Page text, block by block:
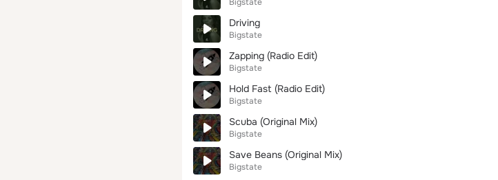
Driving
Bigstate
Zapping (Radio Edit)
Bigstate
Hold Fast (Radio Edit)
Bigstate
Scuba (Original Mix)
Bigstate
Save Beans (Original Mix)
Bigstate